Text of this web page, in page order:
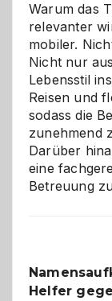
Warum das
relevanter
mobiler.
Nicht nur
Lebensstil
Reisen und
sodass die
zunehmend
Darüber
eine
Betreuung
Helfer